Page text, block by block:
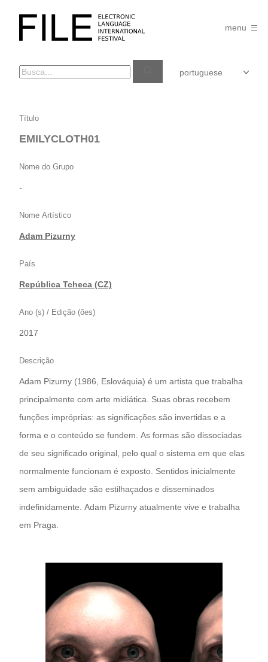
FILE
FESTIVAL
menu
EMILYCLOTH01
Título
EMILYCLOTH01
Nome do Grupo
-
Nome Artístico
Adam Pizurny
País
República Tcheca (CZ)
Ano (s) / Edição (ões)
2017
Descrição
Adam Pizurny (1986, Eslováquia) é um artista que trabalha
principalmente com arte midiática. Suas obras recebem
funções impróprias: as significações são invertidas e a
forma e o conteúdo se fundem. As formas são dissociadas
de seu significado original, pelo qual o sistema em que elas
normalmente funcionam é exposto. Sentidos inicialmente
sem ambiguidade são estilhaçados e disseminados
indefinidamente. Adam Pizurny atualmente vive e trabalha
em Praga.